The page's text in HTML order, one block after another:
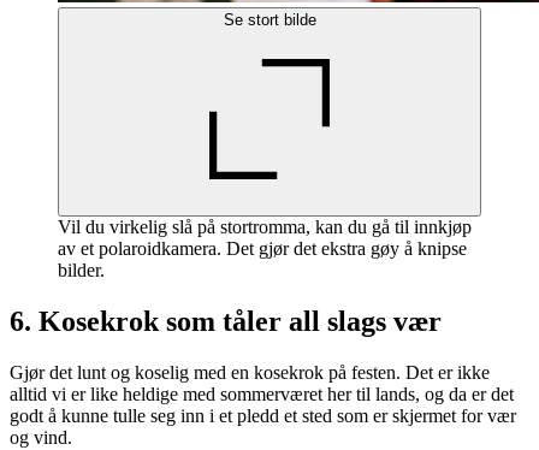
Se stort bilde
Vil du virkelig slå på stortromma, kan du gå til innkjøp
av et polaroidkamera. Det gjør det ekstra gøy å knipse
bilder.
6. Kosekrok som tåler all slags vær
Gjør det lunt og koselig med en kosekrok på festen. Det er ikke
alltid vi er like heldige med sommerværet her til lands, og da er det
godt å kunne tulle seg inn i et pledd et sted som er skjermet for vær
og vind.